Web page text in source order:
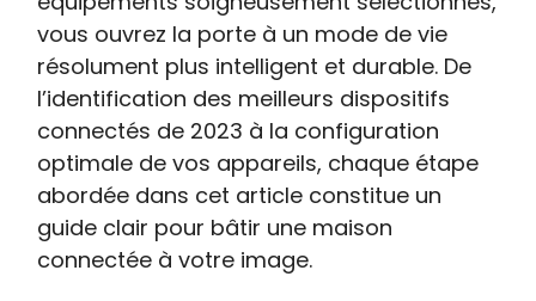
vous ouvrez la porte à un mode de vie
résolument plus intelligent et durable. De
l’identification des meilleurs dispositifs
connectés de 2023 à la configuration
optimale de vos appareils, chaque étape
abordée dans cet article constitue un
guide clair pour bâtir une maison
connectée à votre image.